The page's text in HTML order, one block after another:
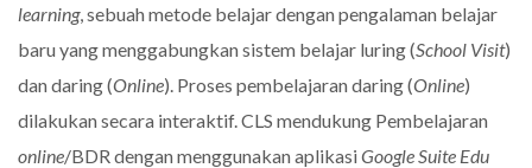
learning, sebuah metode belajar dengan pengalaman belajar
baru yang menggabungkan sistem belajar luring (School Visit)
dan daring (Online). Proses pembelajaran daring (Online)
dilakukan secara interaktif. CLS mendukung Pembelajaran
online/BDR dengan menggunakan aplikasiGoogle Suite Edu